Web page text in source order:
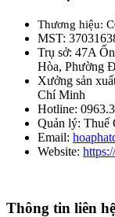
Thương hiệu:
MST:
Trụ sở: 47A
Hòa, Phường
Xưởng sản
Chí Minh
Hotline:
Quản lý: Thuế
Email:
Website:
Thông tin liên hệ